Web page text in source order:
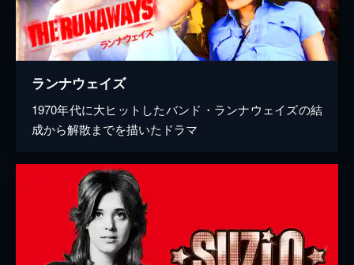
ランナウェイズ
1970年代に大ヒットしたバンド・ランナウェイズの結
成から解散までを描いたドラマ